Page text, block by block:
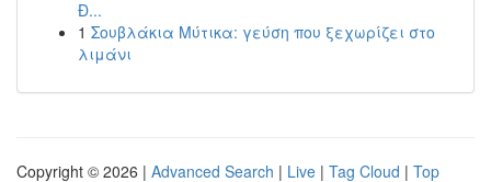
Đ...
1 Σουβλάκια Μύτικα: γεύση που ξεχωρίζει στο
λιμάνι
Copyright © 2026 | Advanced Search | Live | Tag Cloud | Top